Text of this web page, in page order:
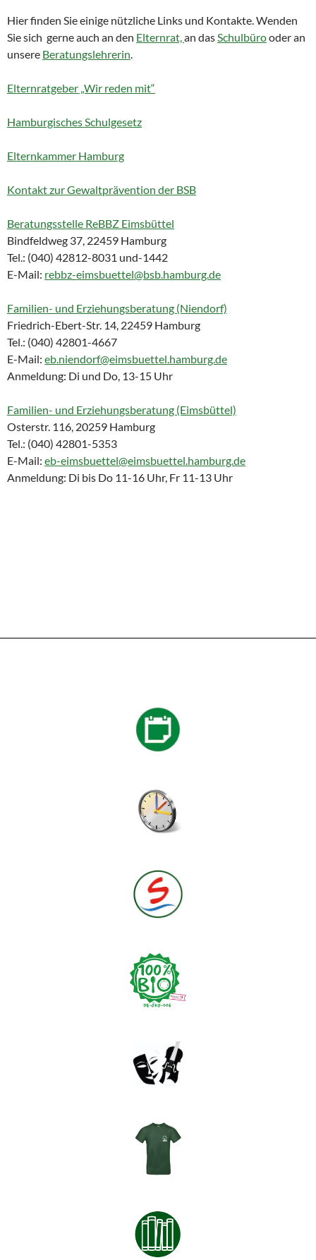
Hier finden Sie einige nützliche Links und Kontakte. Wenden
Sie sich gerne auch an den Elternrat,an dasSchulbürooder an
unsere Beratungslehrerin.
Elternratgeber „Wir reden mit“
Hamburgisches Schulgesetz
Elternkammer Hamburg
Kontakt zur Gewaltprävention der BSB
Beratungsstelle ReBBZ Eimsbüttel
Bindfeldweg 37, 22459 Hamburg
Tel.: (040) 42812-8031 und-1442
E-Mail: rebbz-eimsbuettel@bsb.hamburg.de
Familien- und Erziehungsberatung (Niendorf)
Friedrich-Ebert-Str. 14, 22459 Hamburg
Tel.: (040) 42801-4667
E-Mail: eb.niendorf@eimsbuettel.hamburg.de
Anmeldung: Di und Do, 13-15 Uhr
Familien- und Erziehungsberatung (Eimsbüttel)
Osterstr. 116, 20259 Hamburg
Tel.: (040) 42801-5353
E-Mail: eb-eimsbuettel@eimsbuettel.hamburg.de
Anmeldung: Di bis Do 11-16 Uhr, Fr 11-13 Uhr